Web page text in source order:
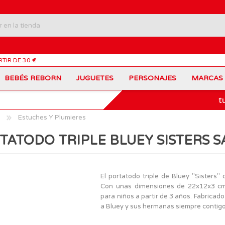
DE 30 €
BEBÉS REBORN JUGUETES
Carros Portamochilas
Muñecas
Patinetes
PERSONAJES
Bob Esponja
Sonic
The Beasties
MARCAS
Barbie
VTech
MARCAS
Estuches Y Plumieres
TRIPLE BLUEY SISTERS
El portatodo triple de Bluey "Sisters"
Con unas dimensiones de 22x12x3
para niños a partir de 3 años.
a Bluey y sus hermanas siempre